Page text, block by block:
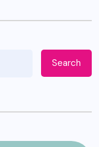
Search